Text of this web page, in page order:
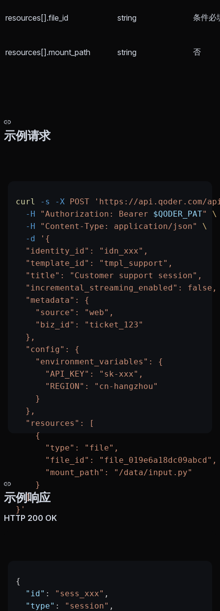
resources[].file_id string 条件必
resources[].mount_path string 否
示例请求
curl -s -X POST 'https://api.qoder.com/
  -H
"Authorization: Bearer $QODER_PAT"
\
  -H
"Content-Type: application/json"
\
  -d
'{
  "identity_id": "idn_xxx",
  "template_id": "tmpl_support",
  "title": "Customer support session",
  "incremental_streaming_enabled": false,
  "metadata": {
    "source": "web",
    "biz_id": "ticket_123"
  },
  "config": {
    "environment_variables": {
      "API_KEY": "sk-xxx",
      "REGION": "cn-hangzhou"
    }
  },
  "resources": [
    {
      "type": "file",
      "file_id": "file_019e6a18dc09abcd",
      "mount_path": "/data/input.py"
    }
  ]
}'
示例响应
HTTP 200 OK
{
  "id"
: "sess_xxx" ,
  "type"
: "session" ,